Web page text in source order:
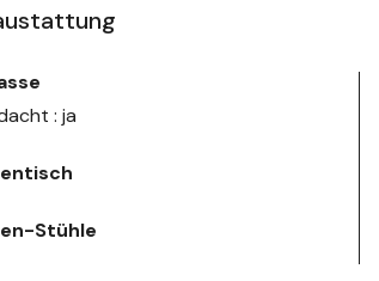
: ja
Stühle